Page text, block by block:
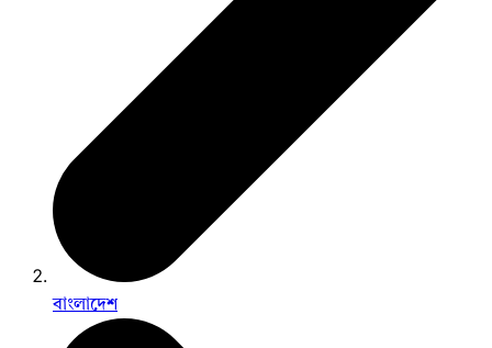
বাংলাদেশ